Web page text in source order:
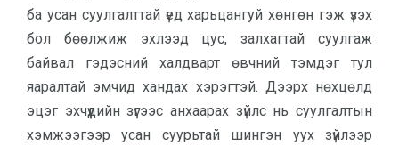
ба усан суулгалттай үед харьцангуй хөнгөн гэж үзэх
бол бөөлжиж эхлээд цус, залхагтай суулгаж
байвал гэдэсний халдварт өвчний тэмдэг тул
яаралтай эмчид хандах хэрэгтэй. Дээрх нөхцөлд
эцэг эхчүүдийн зүгээс анхаарах зүйлс нь суулгалтын
хэмжээгээр усан суурьтай шингэн уух зүйлээр